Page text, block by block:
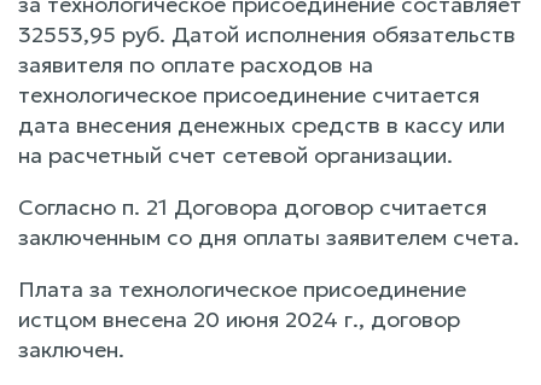
32553,95 руб. Датой исполнения обязательств
заявителя по оплате расходов на
технологическое присоединение считается
дата внесения денежных средств в кассу или
на расчетный счет сетевой организации.
Согласно п. 21 Договора договор считается
заключенным со дня оплаты заявителем счета.
Плата за технологическое присоединение
истцом внесена 20 июня 2024 г., договор
заключен.